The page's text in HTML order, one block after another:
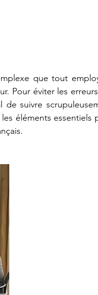
que tout
Pour éviter les
suivre
éléments essentiels